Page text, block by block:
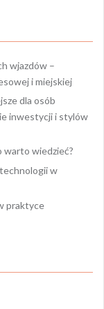
wjazdów –
i miejskiej
dla osób
inwestycji i stylów
warto wiedzieć?
w
praktyce